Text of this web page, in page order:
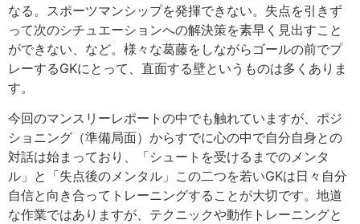
なる。スポーツマンシップを発揮できない。失点を引きず
って次のシチュエーションへの解決策を素早く見出すこと
ができない、など。様々な葛藤をしながらゴールの前でプ
レーするGKにとって、直面する壁というものは多くありま
す。
今回のマンスリーレポートの中でも触れていますが、ポジ
ショニング（準備局面）からすでに心の中で自分自身との
対話は始まっており、「シュートを受けるまでのメンタ
ル」と「失点後のメンタル」この二つを若いGKは日々自分
自信と向き合ってトレーニングすることが大切です。地道
な作業ではありますが、テクニックや動作トレーニングと